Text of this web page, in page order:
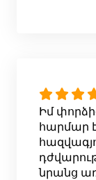
Իմ
հարմար
նրանց